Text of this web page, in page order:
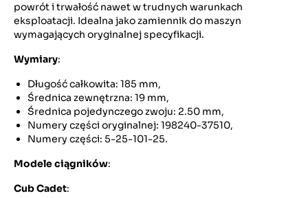
powrót i trwałość nawet w trudnych warunkach
eksploatacji. Idealna jako zamiennik do maszyn
wymagających oryginalnej specyfikacji.
Wymiary:
Długość całkowita: 185 mm,
Średnica zewnętrzna: 19 mm,
Średnica pojedynczego zwoju: 2.50 mm,
Numery części oryginalnej: 198240-37510,
Numery części: 5-25-101-25.
Modele ciągników:
Cub Cadet: